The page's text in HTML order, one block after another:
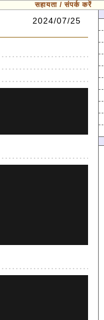
सहायता / संपर्क करें
2024/07/25